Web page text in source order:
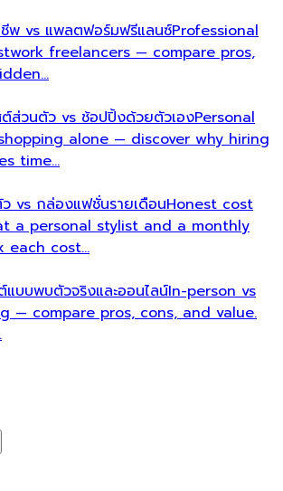
พ vs แพลตฟอร์มฟรีแลนซ์Professional
freelancers — compare pros,
ส่วนตัว vs ช้อปปิ้งด้วยตัวเองPersonal
alone — discover why hiring
time…
vs กล่องแฟชั่นรายเดือนHonest cost
a personal stylist and a monthly
each cost…
แบบพบตัวจริงและออนไลน์In-person vs
— compare pros, cons, and value.